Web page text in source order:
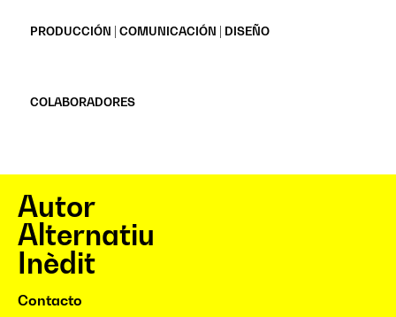
PRODUCCIÓN | COMUNICACIÓN | DISEÑO
COLABORADORES
Autor
Alternatiu
Inèdit
Contacto